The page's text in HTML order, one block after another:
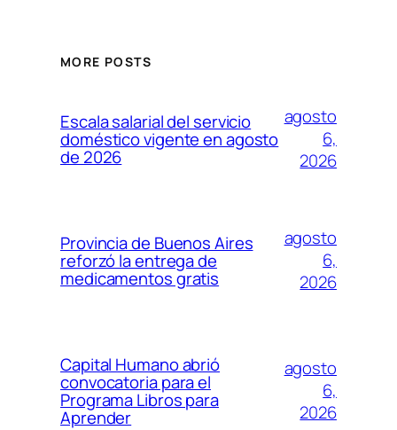
MORE POSTS
Escala salarial del servicio
doméstico vigente en agosto
de 2026
agosto
6,
2026
Provincia de Buenos Aires
reforzó la entrega de
medicamentos gratis
agosto
6,
2026
Capital Humano abrió
convocatoria para el
Programa Libros para
Aprender
agosto
6,
2026